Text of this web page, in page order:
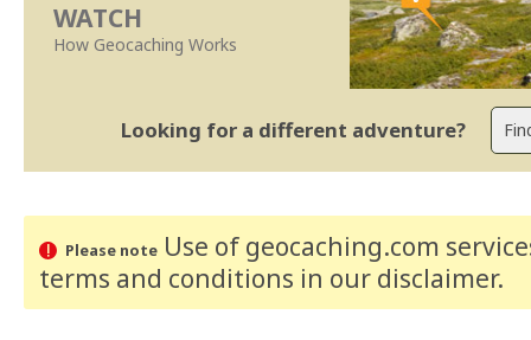
WATCH
How Geocaching Works
Looking for a different adventure?
Please noteUse of geocaching.com
terms and conditions in our disclaimer.